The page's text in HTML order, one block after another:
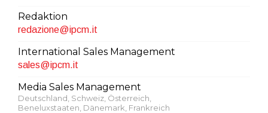
Redaktion
redazione@ipcm.it
International Sales Management
sales@ipcm.it
Media Sales Management
Deutschland, Schweiz, Österreich,
Beneluxstaaten, Dänemark, Frankreich